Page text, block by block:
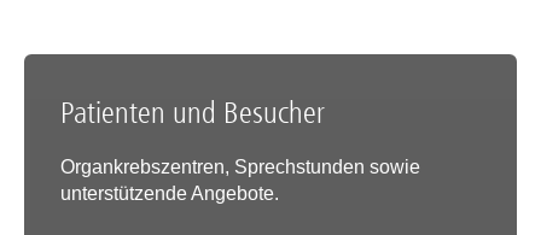
Patienten und Besucher
Organkrebszentren, Sprechstunden sowie
unterstützende Angebote.